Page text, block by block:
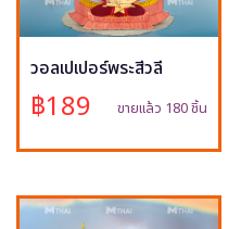
วอลเปเปอร์พระสีวลี
฿189 ขายแล้ว 180 ชิ้น